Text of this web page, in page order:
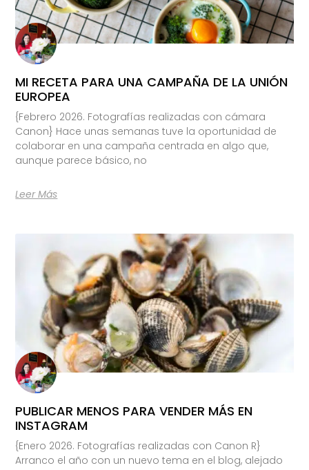
MI RECETA PARA UNA CAMPAÑA DE LA UNIÓN
EUROPEA
{Febrero 2026. Fotografías realizadas con cámara
Canon} Hace unas semanas tuve la oportunidad de
colaborar en una campaña centrada en algo que,
aunque parece básico, no
Leer Más
PUBLICAR MENOS PARA VENDER MÁS EN
INSTAGRAM
{Enero 2026. Fotografías realizadas con Canon R}
Arranco el año con un nuevo tema en el blog, alejado